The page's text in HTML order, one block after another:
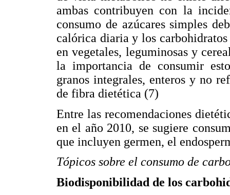
ambas contribuyen con la
consumo de azúcares simples
calórica diaria y los
en vegetales, leguminosas y
la importancia de consumir
granos integrales, enteros y no
de fibra dietética (7)
Entre las recomendaciones
en el año 2010, se sugiere
que incluyen germen, el
Tópicos sobre el consumo de
Biodisponibilidad de los